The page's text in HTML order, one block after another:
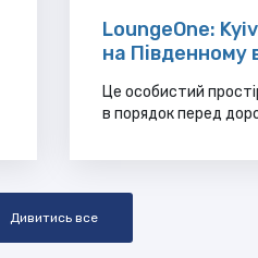
LoungeOne:
на Південному
Це особистий
в порядок перед
Дивитись все